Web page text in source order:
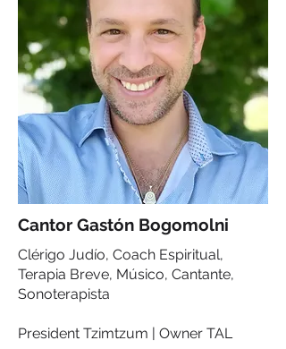
Cantor Gastón Bogomolni
Clérigo Judío, Coach Espiritual,
Terapia Breve, Músico, Cantante,
Sonoterapista
President Tzimtzum | Owner TAL